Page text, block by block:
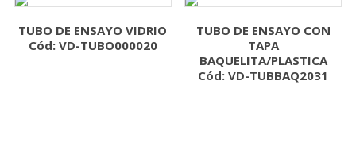
TUBO DE ENSAYO VIDRIO
Cód: VD-TUBO000020
TUBO DE ENSAYO CON
TAPA
BAQUELITA/PLASTICA
Cód: VD-TUBBAQ2031